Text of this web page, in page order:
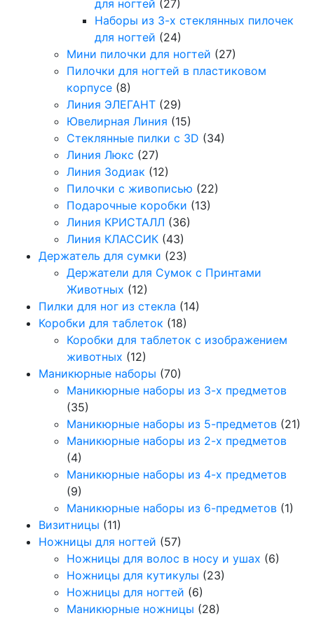
для ногтей (27)
Наборы из 3-х стеклянных пилочек
для ногтей (24)
Мини пилочки для ногтей (27)
Пилочки для ногтей в пластиковом
корпусе (8)
Линия ЭЛЕГАНТ (29)
Ювелирная Линия (15)
Стеклянные пилки с 3D (34)
Линия Люкс (27)
Линия Зодиак (12)
Пилочки с живописью (22)
Подарочные коробки (13)
Линия КРИСТАЛЛ (36)
Линия КЛАССИК (43)
Держатель для сумки (23)
Держатели для Сумок с Принтами
Животных (12)
Пилки для ног из стекла (14)
Коробки для таблеток (18)
Коробки для таблеток с изображением
животных (12)
Маникюрные наборы (70)
Маникюрные наборы из 3-х предметов
(35)
Маникюрные наборы из 5-предметов (21)
Маникюрные наборы из 2-х предметов
(4)
Маникюрные наборы из 4-х предметов
(9)
Маникюрные наборы из 6-предметов (1)
Визитницы (11)
Ножницы для ногтей (57)
Ножницы для волос в носу и ушах (6)
Ножницы для кутикулы (23)
Ножницы для ногтей (6)
Маникюрные ножницы (28)